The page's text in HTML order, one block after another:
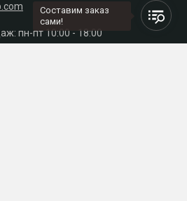
пн-пт 10:00 - 18:00
Составим заказ
сами!